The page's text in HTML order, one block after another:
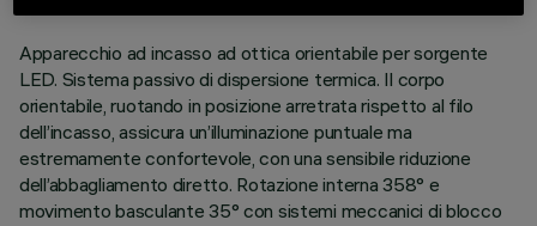
Apparecchio ad incasso ad ottica orientabile per sorgente
LED. Sistema passivo di dispersione termica. Il corpo
orientabile, ruotando in posizione arretrata rispetto al filo
dell’incasso, assicura un’illuminazione puntuale ma
estremamente confortevole, con una sensibile riduzione
dell’abbagliamento diretto. Rotazione interna 358° e
movimento basculante 35° con sistemi meccanici di blocco